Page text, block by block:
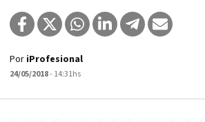
Por iProfesional
24/05/2018- 14:31hs